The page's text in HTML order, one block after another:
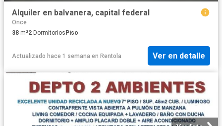
Alquiler en balvanera, capital federal
Once
38 m²2 DormitoriosPiso
Actualizado hace 1 semana en Rentola Ver en detalle